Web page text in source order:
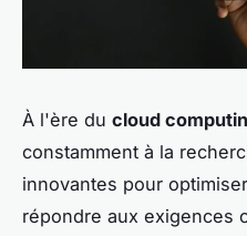
À l'ère du cloud
constamment à la
innovantes pour
répondre aux exigences